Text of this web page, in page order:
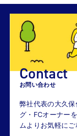
Contact
お問い合わせ
弊社代表の大久
グ・FCオーナー
ムよりお気軽にご